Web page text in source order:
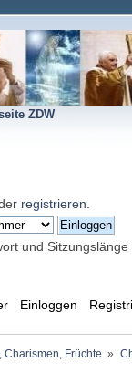
ZDW
registrieren
und Sitzungslänge
Einloggen
Charismen, Früchte. »